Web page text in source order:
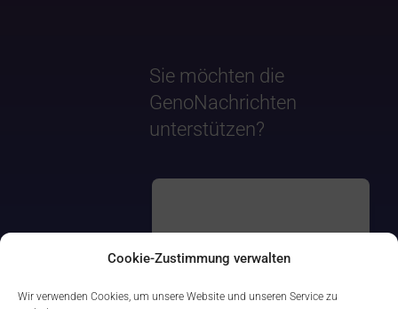
Cookie-Zustimmung verwalten
Wir verwenden Cookies, um unsere Website und unseren Service zu
Sie möchten die
GenoNachrichten
unterstützen?